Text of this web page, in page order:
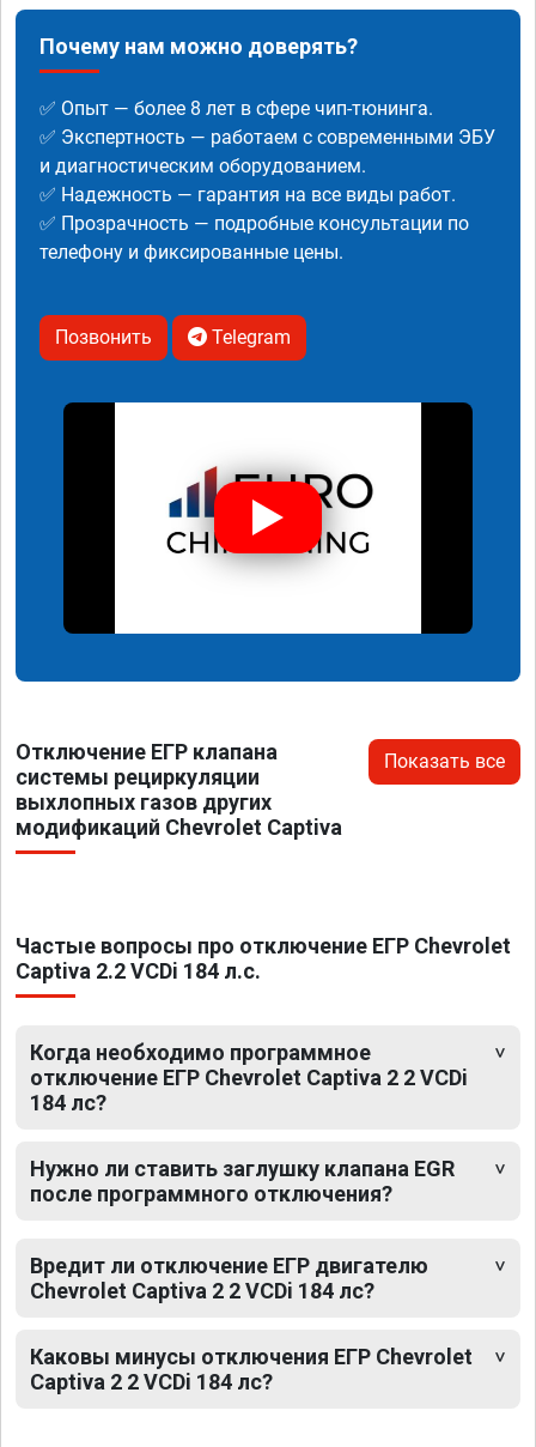
Почему нам можно доверять?
✅ Опыт — более 8 лет в сфере чип-тюнинга.
✅ Экспертность — работаем с современными ЭБУ
и диагностическим оборудованием.
✅ Надежность — гарантия на все виды работ.
✅ Прозрачность — подробные консультации по
телефону и фиксированные цены.
Позвонить Telegram
Отключение ЕГР клапана
системы рециркуляции
выхлопных газов других
модификаций Chevrolet Captiva
Показать все
Частые вопросы про отключение ЕГР Chevrolet
Captiva 2.2 VCDi 184 л.с.
Когда необходимо программное
отключение ЕГР Chevrolet Captiva 2 2 VCDi
184 лс?
Нужно ли ставить заглушку клапана EGR
после программного отключения?
Вредит ли отключение ЕГР двигателю
Chevrolet Captiva 2 2 VCDi 184 лс?
Каковы минусы отключения ЕГР Chevrolet
Captiva 2 2 VCDi 184 лс?